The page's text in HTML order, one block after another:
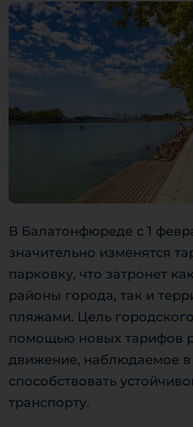
В Балатонфюреде с 1
значительно изменятся
парковку, что затронет
районы города, так и
пляжами. Цель
помощью новых тарифов
движение, наблюдаемое в
способствовать
транспорту.